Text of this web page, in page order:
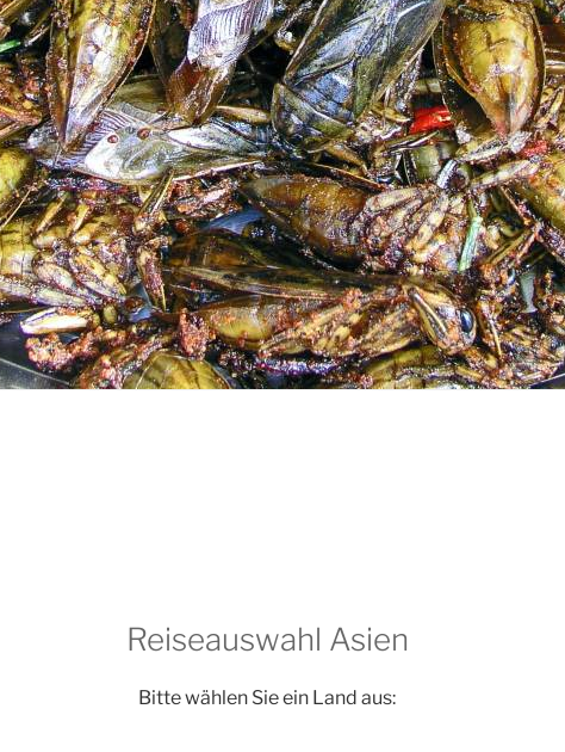
Reiseauswahl Asien
Bitte wählen Sie ein Land aus: